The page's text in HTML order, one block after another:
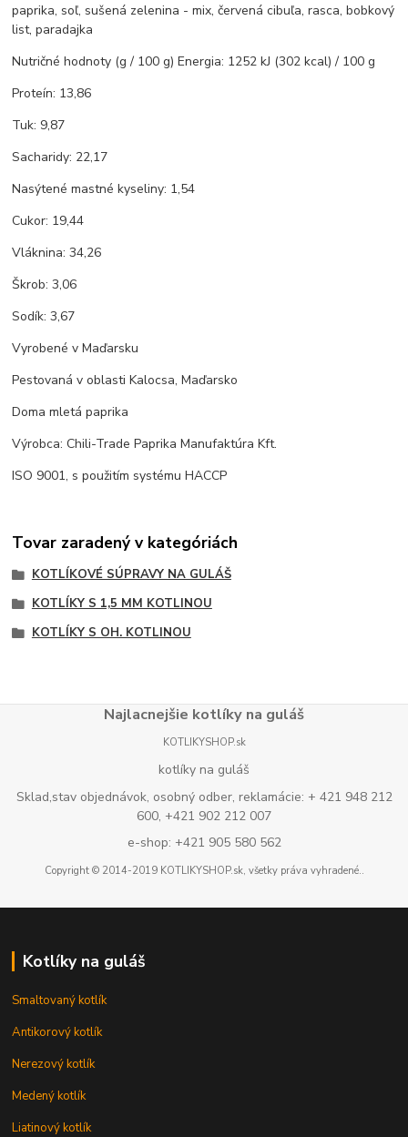
paprika, soľ, sušená zelenina - mix, červená cibuľa, rasca, bobkový
list, paradajka
Nutričné hodnoty (g / 100 g) Energia: 1252 kJ (302 kcal) / 100 g
Proteín: 13,86
Tuk: 9,87
Sacharidy: 22,17
Nasýtené mastné kyseliny: 1,54
Cukor: 19,44
Vláknina: 34,26
Škrob: 3,06
Sodík: 3,67
Vyrobené v Maďarsku
Pestovaná v oblasti Kalocsa, Maďarsko
Doma mletá paprika
Výrobca: Chili-Trade Paprika Manufaktúra Kft.
ISO 9001, s použitím systému HACCP
Tovar zaradený v kategóriách
KOTLÍKOVÉ SÚPRAVY NA GULÁŠ
KOTLÍKY S 1,5 MM KOTLINOU
KOTLÍKY S OH. KOTLINOU
Najlacnejšie kotlíky na guláš
KOTLIKYSHOP.sk
kotlíky na guláš
Sklad,stav objednávok, osobný odber, reklamácie: + 421 948 212
600, +421 902 212 007
e-shop: +421 905 580 562
Copyright © 2014-2019 KOTLIKYSHOP.sk, všetky práva vyhradené..
Kotlíky na guláš
Smaltovaný kotlík
Antikorový kotlík
Nerezový kotlík
Medený kotlík
Liatinový kotlík